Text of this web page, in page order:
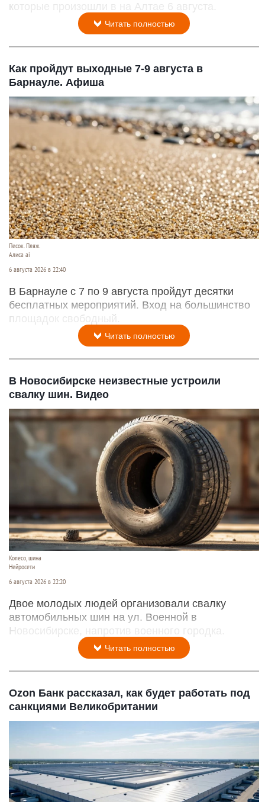
которые произошли в на Алтае 6 августа.
Читать полностью
Как пройдут выходные 7-9 августа в
Барнауле. Афиша
Песок. Пляж.
Алиса ai
6 августа 2026 в 22:40
В Барнауле с 7 по 9 августа пройдут десятки
бесплатных мероприятий. Вход на большинство
площадок свободный.
Читать полностью
В Новосибирске неизвестные устроили
свалку шин. Видео
Колесо, шина
Нейросети
6 августа 2026 в 22:20
Двое молодых людей организовали свалку
автомобильных шин на ул. Военной в
Новосибирске, напротив военного городка.
Читать полностью
Ozon Банк рассказал, как будет работать под
санкциями Великобритании